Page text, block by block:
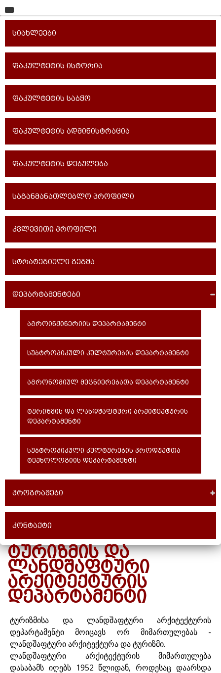
მთავარი
სწავლა
კვლევა
ინტერნაციონალიზაცია
სიახლეები
ფაკულტეტის ისტორია
ფაკულტეტის საბჭო
ფაკულტეტის ადმინისტრაცია
ფაკულტეტის დებულება
საგანმანათლებლო პროფილი
კვლევითი პროფილი
სტრატეგიული გეგმა
დეპარტამენტები
აგროინჟინერიის დეპარტამენტი
სუბტროპიკული კულტურების დეპარტამენტი
აგრონომიულ მეცნიერებათა დეპარტამენტი
ტურიზმის და ლანდშაფტური არქიტექტურის
დეპარტამენტი
სუბტროპიკული კულტურების პროდუქტთა
ტექნოლოგიის დეპარტამენტი
პროგრამები
კონტაქტი
ᲢᲣᲠᲘᲖᲛᲘᲡ ᲓᲐ
ᲚᲐᲜᲓᲨᲐᲤᲢᲣᲠᲘ
ᲐᲠᲥᲘᲢᲔᲥᲢᲣᲠᲘᲡ
ᲓᲔᲞᲐᲠᲢᲐᲛᲔᲜᲢᲘ
ტურიზმისა და ლანდშაფტური არქიტექტურის
დეპარტამენტი მოიცავს ორ მიმართულებას -
ლანდშაფტური არქიტექტურა და ტურიზმი.
ლანდშაფტური არქიტექტურის მიმართულება
დასაბამს იღებს 1952 წლიდან, როდესაც დაარსდა